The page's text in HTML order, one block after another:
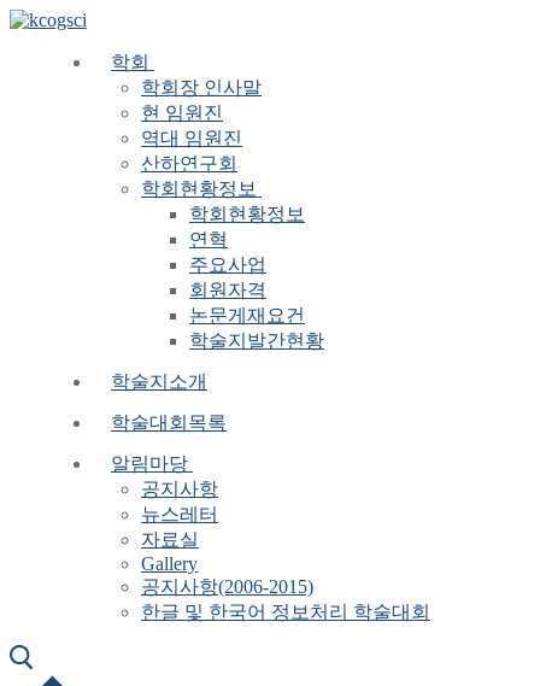
Skip
Menu
Close
학회
학회장 인사말
현 임원진
역대 임원진
산하연구회
학회현황정보
학회현황정보
연혁
주요사업
회원자격
논문게재요건
학술지발간현황
학술지소개
학술대회목록
알림마당
공지사항
뉴스레터
자료실
Gallery
공지사항(2006-2015)
한글 및 한국어 정보처리 학술대회